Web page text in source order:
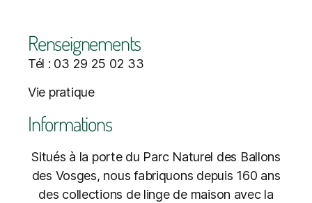
Renseignements
Tél : 03 29 25 02 33
Vie pratique
Informations
Situés à la porte du Parc Naturel des Ballons
des Vosges, nous fabriquons depuis 160 ans
des collections de linge de maison avec la